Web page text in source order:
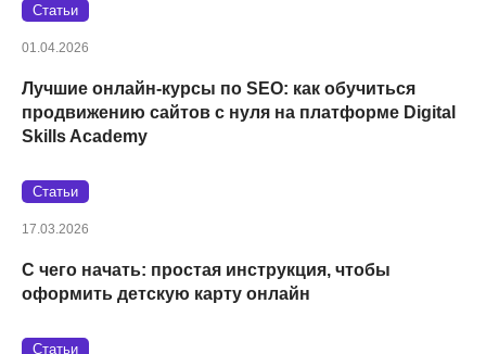
Статьи
01.04.2026
Лучшие онлайн-курсы по SEO: как обучиться
продвижению сайтов с нуля на платформе Digital
Skills Academy
Статьи
17.03.2026
С чего начать: простая инструкция, чтобы
оформить детскую карту онлайн
Статьи